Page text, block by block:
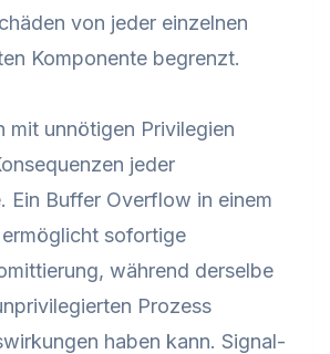
von jeder einzelnen
Komponente begrenzt.
mit unnötigen Privilegien
jeder
Ein Buffer Overflow in einem
sofortige
während derselbe
Prozess
haben kann. Signal-